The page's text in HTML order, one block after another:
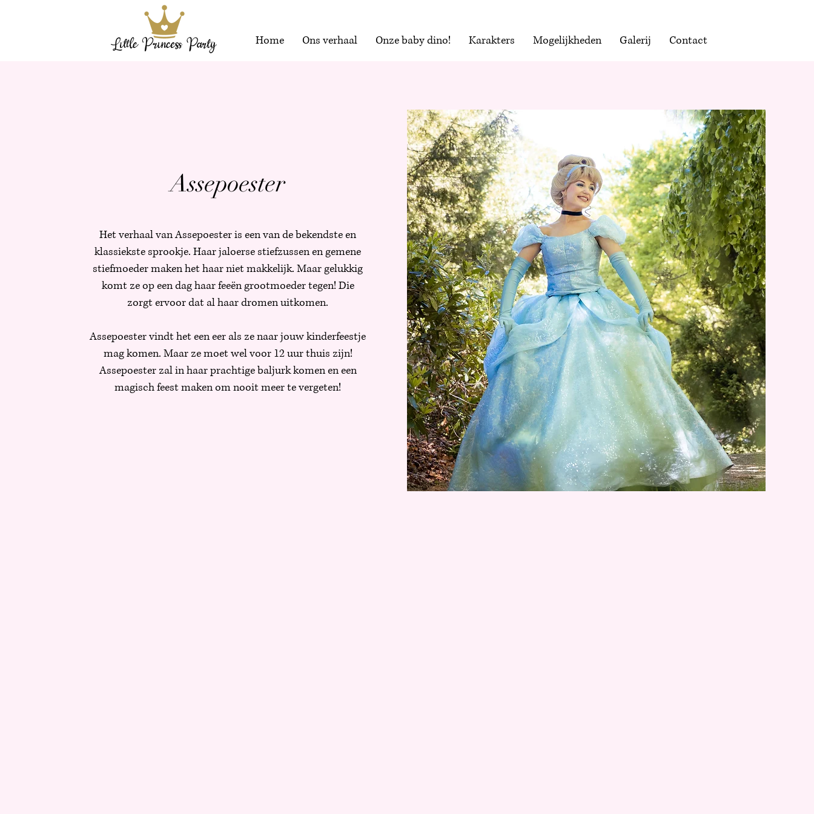
Home Ons verhaal Onze baby dino! Karakters Mogelijkheden Galerij Contact
Assepoester
Het verhaal van Assepoester is een van de bekendste en
klassiekste sprookje. Haar jaloerse stiefzussen en gemene
stiefmoeder maken het haar niet makkelijk. Maar gelukkig
komt ze op een dag haar feeën grootmoeder tegen! Die
zorgt ervoor dat al haar dromen uitkomen.
Assepoester vindt het een eer als ze naar jouw kinderfeestje
mag komen. Maar ze moet wel voor 12 uur thuis zijn!
Assepoester zal in haar prachtige baljurk komen en een
magisch feest maken om nooit meer te vergeten!